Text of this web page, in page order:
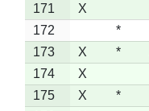
171
X
172
*
173
X *
174
X
175
X *